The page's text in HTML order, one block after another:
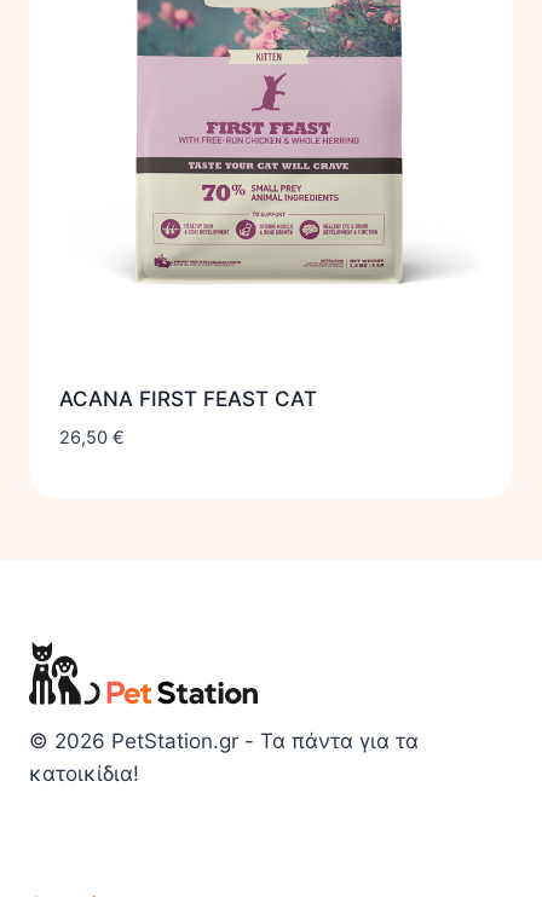
ACANA FIRST FEAST CAT
26,50 €
© 2026 PetStation.gr - Τα πάντα για τα
κατοικίδια!